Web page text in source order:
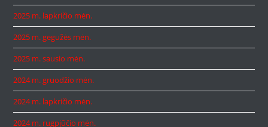
2025 m. lapkričio mėn.
2025 m. gegužės mėn.
2025 m. sausio mėn.
2024 m. gruodžio mėn.
2024 m. lapkričio mėn.
2024 m. rugpjūčio mėn.